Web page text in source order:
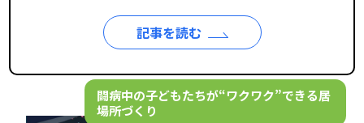
記事を読む
闘病中の子どもたちが“ワクワク”できる居
場所づくり